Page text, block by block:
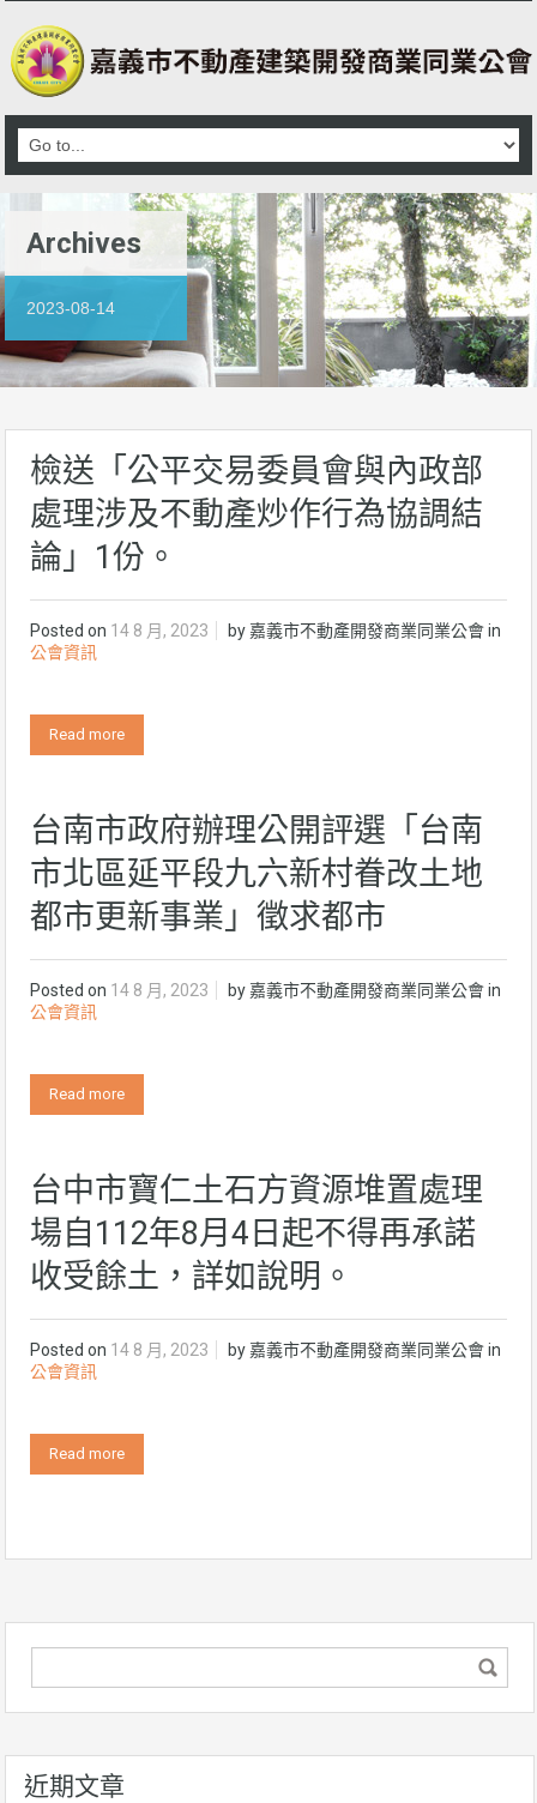
Archives
2023-08-14
檢送「公平交易委員會與內政部
處理涉及不動產炒作行為協調結
論」1份。
Posted on 14 8 月, 2023 by 嘉義市不動產開發商業同業公會in
公會資訊
Read more
台南市政府辦理公開評選「台南
市北區延平段九六新村眷改土地
都市更新事業」徵求都市
Posted on 14 8 月, 2023 by 嘉義市不動產開發商業同業公會in
公會資訊
Read more
台中市寶仁土石方資源堆置處理
場自112年8月4日起不得再承諾
收受餘土，詳如說明。
Posted on 14 8 月, 2023 by 嘉義市不動產開發商業同業公會in
公會資訊
Read more
近期文章